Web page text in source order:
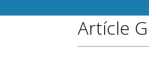
Artícle